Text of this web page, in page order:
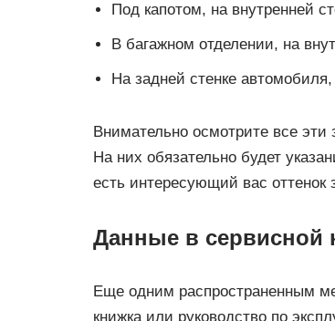
Под капотом, на внутренней
В багажном отделении, на
На задней стенке
Внимательно осмотрите все эти
На них обязательно будет
есть интересующий вас оттенок
Данные в сервисной
Еще одним распространенным
книжка или руководство по